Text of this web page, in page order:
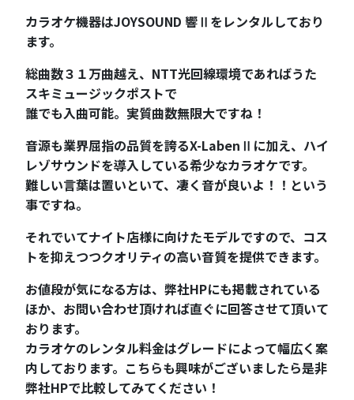
カラオケ機器はJOYSOUND 響Ⅱをレンタルしており
ます。
総曲数３１万曲越え、NTT光回線環境であればうた
スキミュージックポストで
誰でも入曲可能。実質曲数無限大ですね！
音源も業界屈指の品質を誇るX-LabenⅡに加え、ハイ
レゾサウンドを導入している希少なカラオケです。
難しい言葉は置いといて、凄く音が良いよ！！という
事ですね。
それでいてナイト店様に向けたモデルですので、コス
トを抑えつつクオリティの高い音質を提供できます。
お値段が気になる方は、弊社HPにも掲載されている
ほか、お問い合わせ頂ければ直ぐに回答させて頂いて
おります。
カラオケのレンタル料金はグレードによって幅広く案
内しております。こちらも興味がございましたら是非
弊社HPで比較してみてください！